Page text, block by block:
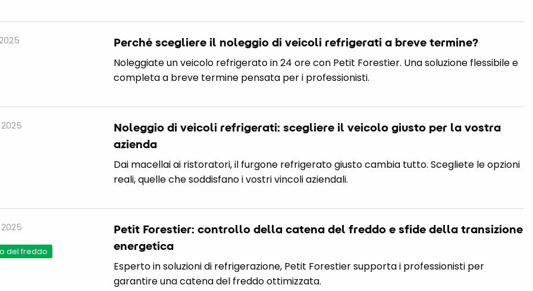
Perché scegliere il noleggio di veicoli refrigerati a breve termine?
Noleggiate un veicolo refrigerato in 24 ore con Petit Forestier. Una soluzione flessibile e
completa a breve termine pensata per i professionisti.
Noleggio di veicoli refrigerati: scegliere il veicolo giusto per la vostra
azienda
Dai macellai ai ristoratori, il furgone refrigerato giusto cambia tutto. Scegliete le opzioni
reali, quelle che soddisfano i vostri vincoli aziendali.
del freddo
Petit Forestier: controllo della catena del freddo e sfide della transizione
energetica
Esperto in soluzioni di refrigerazione, Petit Forestier supporta i professionisti per
garantire una catena del freddo ottimizzata.